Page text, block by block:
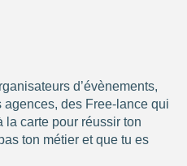
d’évènements,
des Free-lance qui
la carte pour réussir ton
ton métier et que tu es